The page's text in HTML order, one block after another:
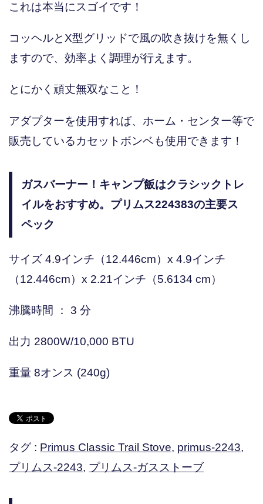
これは本当にスゴイです！
コッヘルとX型グリッドで風の吹き抜けを無くし
ますので、効率よく調理が行えます。
とにかく頑丈無双なこと！
アダプターを使用すれば、ホーム・センター等で
販売しているカセットボンベも使用できます！
ガスバーナー！キャンプ飯はクラシックトレ
イルをおすすめ。プリムス224383の主要ス
ペック
サイズ 4.9インチ（12.446cm）x 4.9インチ
（12.446cm）x 2.21インチ（5.6134 cm）
沸騰時間 ： 3 分
出力 2800W/10,000 BTU
重量 8オンス (240g)
タグ : Primus Classic Trail Stove, primus-2243,
プリムス-2243, プリムス-ガスストーブ